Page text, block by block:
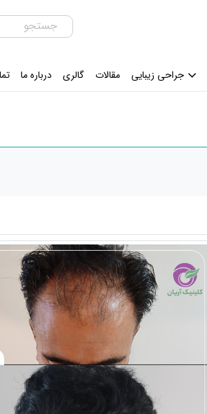
جراحی زیبایی مقالات گالری درباره ما